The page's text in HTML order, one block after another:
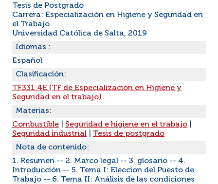
Tesis de Postgrado
Carrera: Especialización en Higiene y Seguridad en
el Trabajo
Universidad Católica de Salta, 2019
Idiomas :
Español
Clasificación:
TF331.4E (TF de Especialización en Higiene y
Seguridad en el trabajo)
Materias:
Combustible
Seguridad e higiene en el trabajo
Seguridad industrial
Tesis de postgrado
Nota de contenido:
1. Resumen -- 2. Marco legal -- 3. glosario -- 4.
Introducción -- 5. Tema I: Eleccion del Puesto de
Trabajo -- 6. Tema II: Análisis de las condiciones